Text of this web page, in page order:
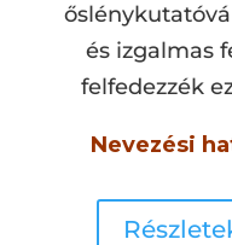
és izgalmas
felfedezzék
Nevezési